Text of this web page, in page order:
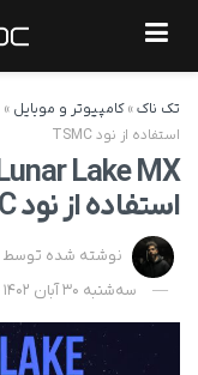
تک ناک»کامپیوتر و موبایل »
استفاده از نود TSMC
استفاده از نود TSMC
نوشته شده توسط
سه‌شنبه 30 آبان 1402 - 10:29